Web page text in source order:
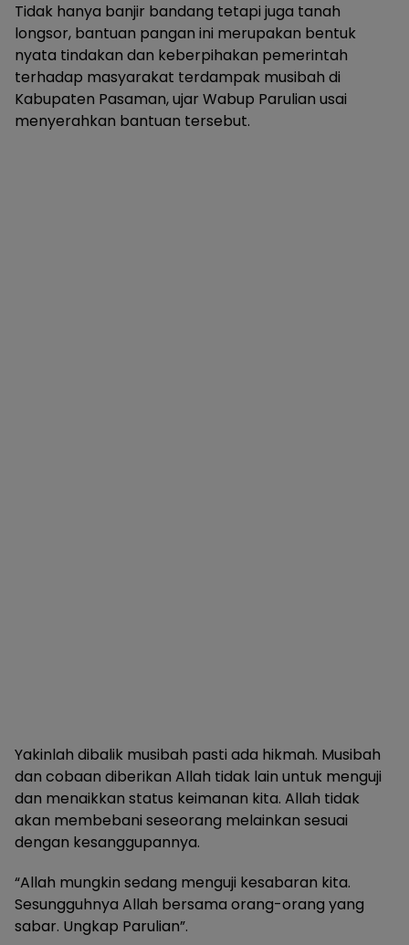
Tidak hanya banjir bandang tetapi juga tanah
longsor, bantuan pangan ini merupakan bentuk
nyata tindakan dan keberpihakan pemerintah
terhadap masyarakat terdampak musibah di
Kabupaten Pasaman, ujar Wabup Parulian usai
menyerahkan bantuan tersebut.
Yakinlah dibalik musibah pasti ada hikmah. Musibah
dan cobaan diberikan Allah tidak lain untuk menguji
dan menaikkan status keimanan kita. Allah tidak
akan membebani seseorang melainkan sesuai
dengan kesanggupannya.
“Allah mungkin sedang menguji kesabaran kita.
Sesungguhnya Allah bersama orang-orang yang
sabar. Ungkap Parulian”.